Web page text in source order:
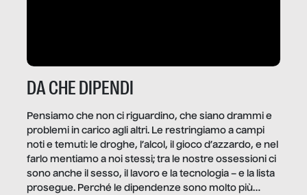
DA CHE DIPENDI
Pensiamo che non ci riguardino, che siano drammi e
problemi in carico agli altri. Le restringiamo a campi
noti e temuti: le droghe, l’alcol, il gioco d’azzardo, e nel
farlo mentiamo a noi stessi; tra le nostre ossessioni ci
sono anche il sesso, il lavoro e la tecnologia – e la lista
prosegue. Perché le dipendenze sono molto più